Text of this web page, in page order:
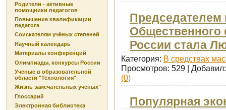
Родители - активные
помощники педагогов
Повышение квалификации
педагога
Соискателям учёных степеней
Научный календарь
Материалы конференций
Олимпиады, конкурсы России
Ученые в образовательной
области "Технология"
Жизнь замечательных учёных"
Глоссарий
Электронная библиотека
Председателем
Общественного
России стала
Категория: В средствах
Просмотров: 529 |
(0)
Популярная